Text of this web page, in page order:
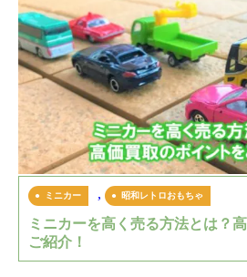
ミニカー , 昭和レトロおもちゃ
ミニカーを高く売る方法とは？
ご紹介！